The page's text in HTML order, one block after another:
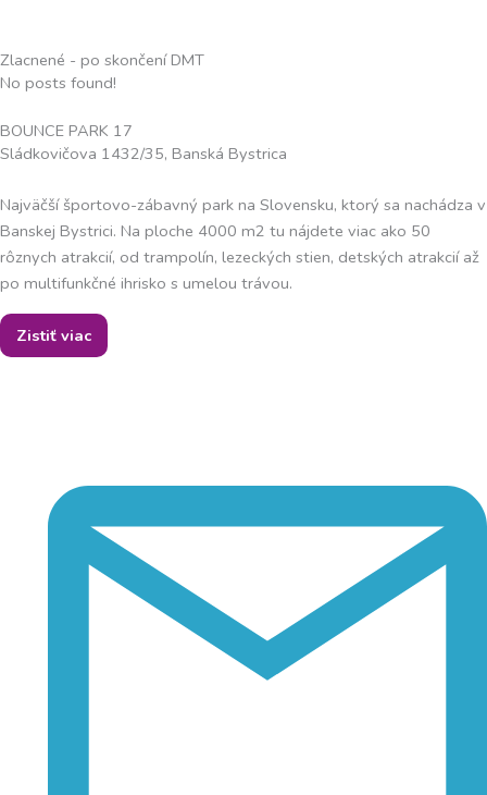
Zlacnené - po skončení DMT
No posts found!
BOUNCE PARK 17
Sládkovičova 1432/35, Banská Bystrica
Najväčší športovo-zábavný park na Slovensku, ktorý sa nachádza v
Banskej Bystrici. Na ploche 4000 m2 tu nájdete viac ako 50
rôznych atrakcií, od trampolín, lezeckých stien, detských atrakcií až
po multifunkčné ihrisko s umelou trávou.
Zistiť viac